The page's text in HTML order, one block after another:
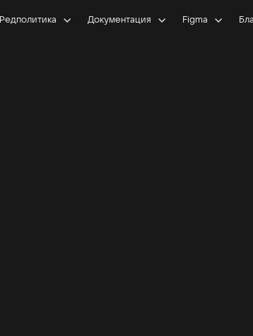
Редполитика Документация Figma